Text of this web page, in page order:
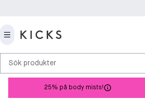
Sök produkter
25% på body mists!